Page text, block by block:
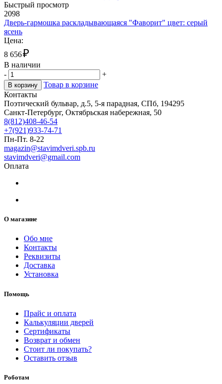
Быстрый просмотр
2098
Дверь-гармошка раскладывающаяся "Фаворит" цвет: серый
ясень
Цена:
8 656₽
В наличии
-
+
В корзину
Товар в корзине
Контакты
Поэтический бульвар, д.5, 5-я парадная, СПб, 194295
Санкт-Петербург, Октябрьская набережная, 50
8(812)408-46-54
+7(921)933-74-71
Пн-Пт. 8-22
magazin@stavimdveri.spb.ru
stavimdveri@gmail.com
Оплата
О магазине
Обо мне
Контакты
Реквизиты
Доставка
Установка
Помощь
Прайс и оплата
Калькуляции дверей
Сертификаты
Возврат и обмен
Стоит ли покупать?
Оставить отзыв
Роботам